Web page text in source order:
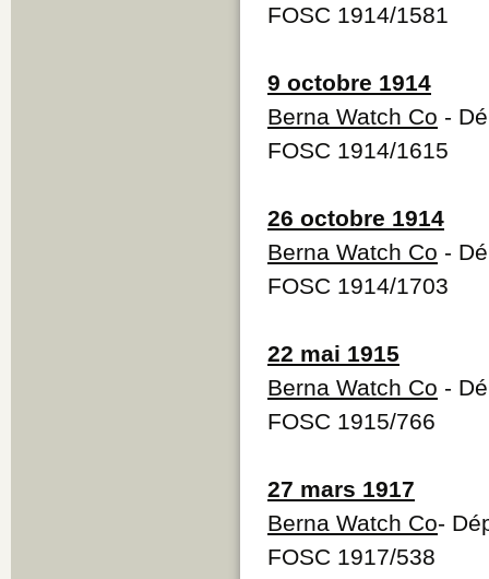
FOSC 1914/1581
9 octobre 1914
Berna Watch Co -
FOSC 1914/1615
26 octobre 1914
Berna Watch Co -
FOSC 1914/1703
22 mai 1915
Berna Watch Co -
FOSC 1915/766
27 mars 1917
Berna Watch Co-
FOSC 1917/538